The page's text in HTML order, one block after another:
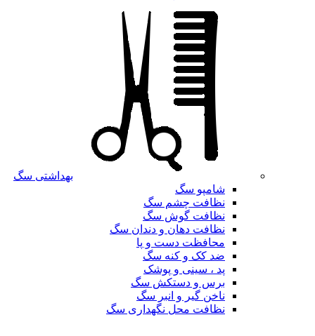
بهداشتی سگ
شامپو سگ
نظافت چشم سگ
نظافت گوش سگ
نظافت دهان و دندان سگ
محافظت دست و پا
ضد کک و کنه سگ
پد ، سینی و پوشک
برس و دستکش سگ
ناخن گیر و انبر سگ
نظافت محل نگهداری سگ